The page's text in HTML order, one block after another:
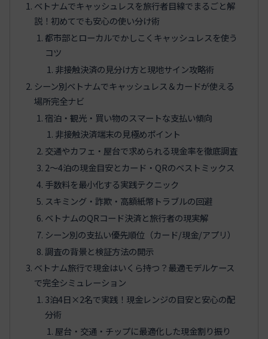
ベトナムでキャッシュレスを旅行者目線でまるごと解
説！初めてでも安心の使い分け術
都市部とローカルでかしこくキャッシュレスを使う
コツ
非接触決済の見分け方と現地サイン攻略術
シーン別ベトナムでキャッシュレス＆カードが使える
場所完全ナビ
宿泊・観光・買い物のスマートな支払い傾向
非接触決済端末の見極めポイント
交通やカフェ・屋台で求められる現金率を徹底調査
2〜4泊の現金目安とカード・QRのベストミックス
手数料を最小化する実践テクニック
スキミング・詐欺・高額紙幣トラブルの回避
ベトナムのQRコード決済と旅行者の現実解
シーン別の支払い優先順位（カード/現金/アプリ）
調査の背景と検証方法の開示
ベトナム旅行で現金はいくら持つ？最適モデルケース
で完全シミュレーション
3泊4日×2名で実践！現金レンジの目安と安心の配
分術
屋台・交通・チップに最適化した現金割り振り